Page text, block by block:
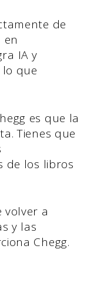
de
IA y
que
es que la
Tienes que
de los libros
volver a
y las
Chegg.